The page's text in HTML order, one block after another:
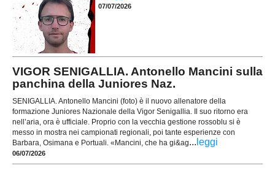
07/07/2026
VIGOR SENIGALLIA. Antonello Mancini sulla
panchina della Juniores Naz.
SENIGALLIA. Antonello Mancini (foto) è il nuovo allenatore della
formazione Juniores Nazionale della Vigor Senigallia. Il suo ritorno era
nell’aria, ora è ufficiale. Proprio con la vecchia gestione rossoblu si è
messo in mostra nei campionati regionali, poi tante esperienze con
Barbara, Osimana e Portuali. «Mancini, che ha gi&ag... leggi
06/07/2026